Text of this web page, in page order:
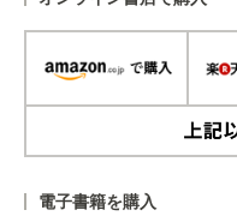
電子書籍を購入